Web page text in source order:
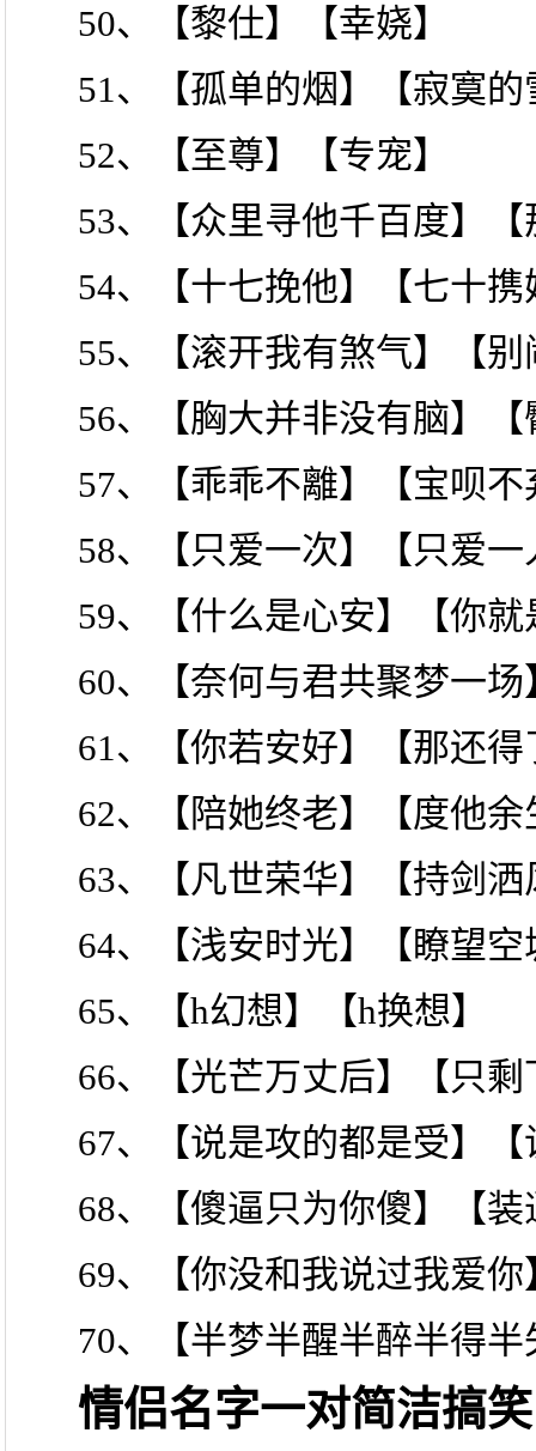
50、【黎仕】【幸娆】
51、【孤单的烟】【寂寞的
52、【至尊】【专宠】
53、【众里寻他千百度】
54、【十七挽他】【七十携
55、【滚开我有煞气】【
56、【胸大并非没有脑】
57、【乖乖不離】【宝呗不
58、【只爱一次】【只爱一
59、【什么是心安】【你就
60、【奈何与君共聚梦一
61、【你若安好】【那还得
62、【陪她终老】【度他余
63、【凡世荣华】【持剑洒
64、【浅安时光】【瞭望空
65、【h幻想】【h换想】
66、【光芒万丈后】【只剩
67、【说是攻的都是受】
68、【傻逼只为你傻】【
69、【你没和我说过我爱
70、【半梦半醒半醉半得
情侣名字一对简洁搞笑